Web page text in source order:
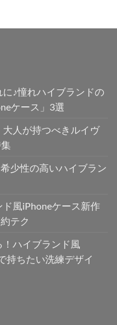
に♪憧れハイブランドの
ケース」3選
大人が持つべきルイヴ
少性の高いハイブラン
風iPhoneケース新作
テク
！ハイブランド風
持ちたい洗練デザイ